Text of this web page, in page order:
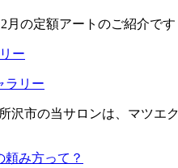
2月の定額アートのご紹介で
ラリー
沢市の当サロンは、マツ
み方って？